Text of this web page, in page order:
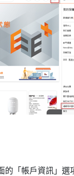
的「帳戶資訊」